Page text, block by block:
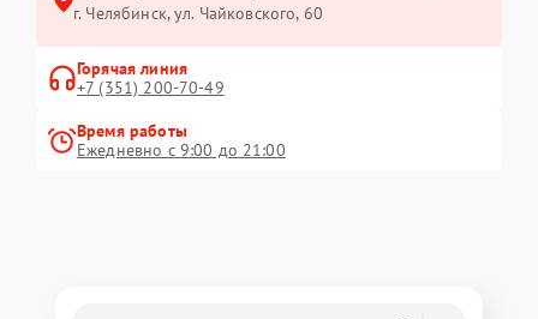
г. Челябинск, ул. Чайковского, 60
Горячая линия
+7 (351) 200-70-49
Время работы
Ежедневно с 9:00 до 21:00